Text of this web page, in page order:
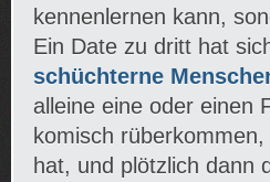
kennenlernen kann,
Ein Date zu dritt hat
schüchterne
alleine eine oder einen
komisch
hat, und plötzlich dann